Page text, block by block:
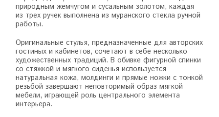
природным жемчугом и сусальным золотом, каждая
из трех ручек выполнена из муранского стекла ручной
работы.
Оригинальные стулья, предназначенные для авторских
гостиных и кабинетов, сочетают в себе несколько
художественных традиций. В обивке фигурной спинки
со стяжкой и мягкого сиденья используется
натуральная кожа, молдинги и прямые ножки с тонкой
резьбой завершают неповторимый образ мягкой
мебели, играющей роль центрального элемента
интерьера.